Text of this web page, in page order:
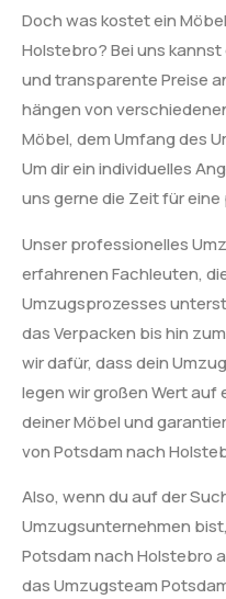
Doch was kostet ein
Holstebro? Bei uns
und transparente Preise
hängen von
Möbel, dem Umfang des
Um dir ein individuelles
uns gerne die Zeit für
Unser professionelles
erfahrenen Fachleuten,
Umzugsprozesses
das Verpacken bis hin
wir dafür, dass dein
legen wir großen Wert
deiner Möbel und
von Potsdam nach
Also, wenn du auf der
Umzugsunternehmen
Potsdam nach Holstebro
das Umzugsteam